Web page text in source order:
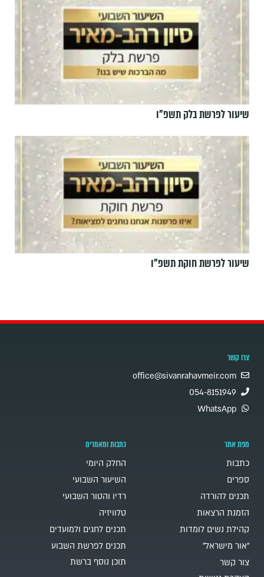
שיעור לפרשת בלק תשפ"ו
שיעור לפרשת חוקת תשפ"ו
צרו קשר
office@sivanrahavmeir.com
054-8151949
WhatsApp
מפת אתר
כתבות
ספרים
תכנים להורדה
הזמנת הרצאות
קהילת נשים לומדות
"אור מישראל"
צור קשר
כתבות ומאמרים
החלק היומי
השיעור השבועי
רדיו והטור השבועי
טלוויזיה
תכנים לחגים ולמועדים
תכנים לפרשת השבוע
תוכן נוסף ברשת